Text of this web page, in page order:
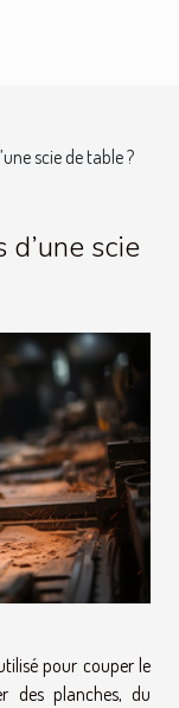
scie de table ?
scie
pour couper le
des planches, du